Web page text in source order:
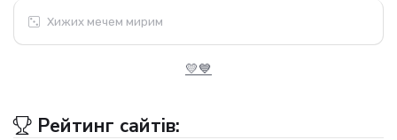
Хижих мечем мирим
💛💙
Рейтинг сайтів: